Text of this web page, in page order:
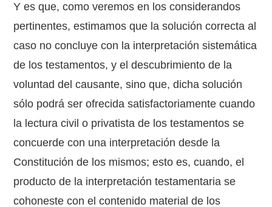
Y es que, como veremos en los considerandos
pertinentes, estimamos que la solución correcta al
caso no concluye con la interpretación sistemática
de los testamentos, y el descubrimiento de la
voluntad del causante, sino que, dicha solución
sólo podrá ser ofrecida satisfactoriamente cuando
la lectura civil o privatista de los testamentos se
concuerde con una interpretación desde la
Constitución de los mismos; esto es, cuando, el
producto de la interpretación testamentaria se
cohoneste con el contenido material de los